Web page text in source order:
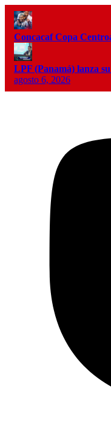
Concacaf Copa
LPF (Panamá) lanza
agosto 6, 2026